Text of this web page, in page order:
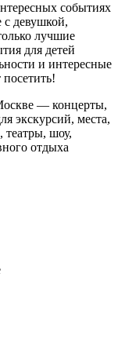
событиях
девушкой,
лучшие
для детей
и интересные
— концерты,
экскурсий, места,
театры, шоу,
отдыха